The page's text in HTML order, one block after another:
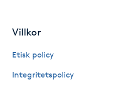
Keratinbehandling
Villkor
Etisk policy
Integritetspolicy